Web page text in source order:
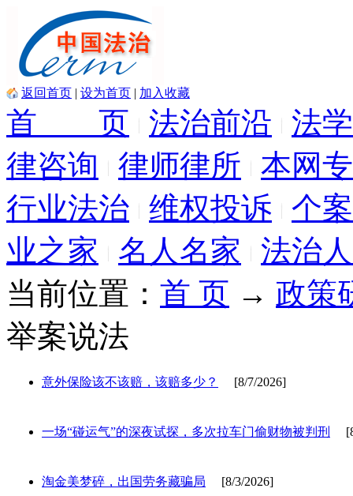
返回首页 | 设为首页 | 加入收藏
首 页 法治前沿
法
律咨询
律师律所
本网
行业法治 维权投诉
个
业之家
名人名家
法治
当前位置： 首 页 → 政策
举案说法
意外保险该不该赔，该赔多少？ [8/7/2026]
一场“碰运气”的深夜试探，多次拉车门偷财物被判刑
淘金美梦碎，出国劳务藏骗局 [8/3/2026]